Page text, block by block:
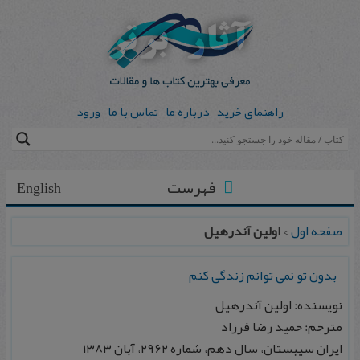
راهنمای خرید درباره ما تماس با ما ورود
English فهرست
صفحه اول>اولین آندرهیل
بدون تو نمی توانم زندگی كنم
نویسنده: اولین آندرهیل
مترجم: حميد رضا فرزاد
ايران سيبستان، سال دهم، شماره ۲۹۶۲، آبان ۱۳۸۳